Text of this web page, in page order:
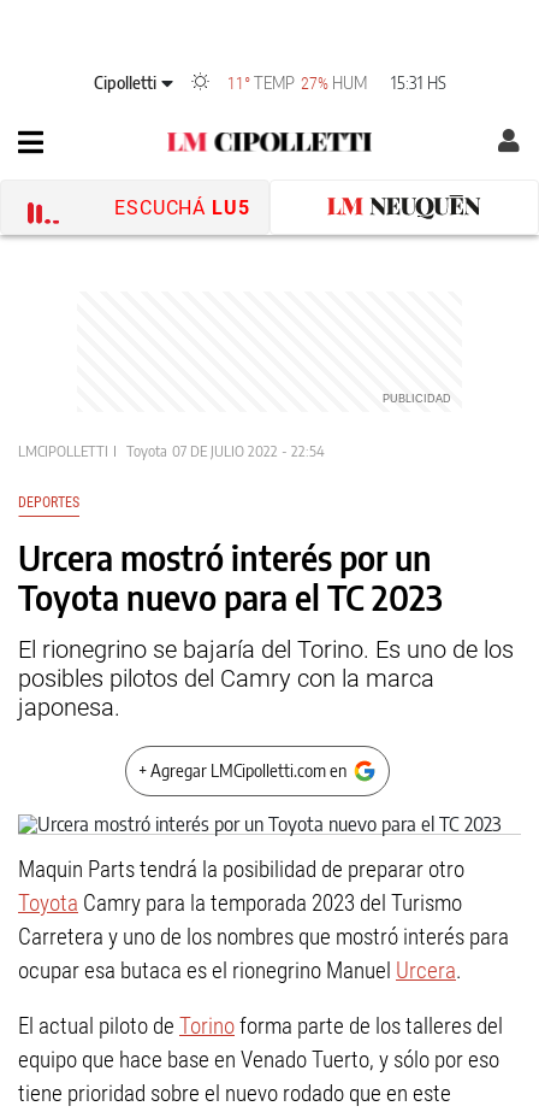
Cipolletti 11° TEMP 27% HUM 15:31 HS
ESCUCHÁ LU5
LMCIPOLLETTI Toyota 07 DE JULIO 2022 - 22:54
DEPORTES
Urcera mostró interés por un
Toyota nuevo para el TC 2023
El rionegrino se bajaría del Torino. Es uno de los
posibles pilotos del Camry con la marca
japonesa.
+ Agregar LMCipolletti.com en
Maquin Parts tendrá la posibilidad de preparar otro
Toyota Camry para la temporada 2023 del Turismo
Carretera y uno de los nombres que mostró interés para
ocupar esa butaca es el rionegrino Manuel Urcera.
El actual piloto de Torinoforma parte de los talleres del
equipo que hace base en Venado Tuerto, y sólo por eso
tiene prioridad sobre el nuevo rodado que en este